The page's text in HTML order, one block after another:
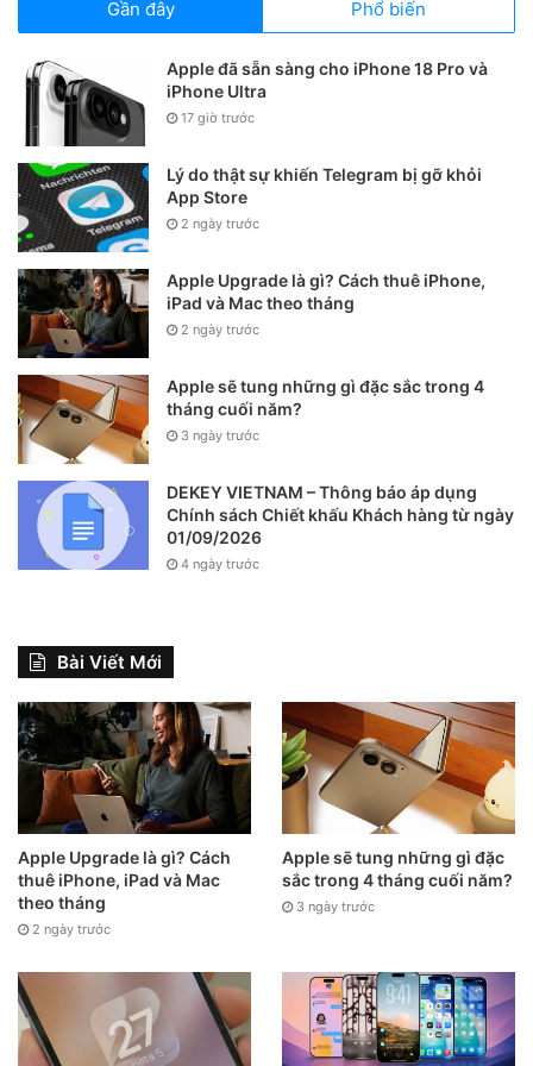
Bước 5:Do chế độ mặc định, các tin nhắn thoại sẽ chỉ cho
phép người nhận nghe được trong vòng 2’ kể từ thời điểm
gửi, sau đó sẽ tự động xoá. Để thay đổi chế độ này, bạn
vào
Cài đặt > Tin nhắn > Hết hạn >
thànhKhông
. Cài đặt lần đầu tiên và máy sẽ tự động giữ
chế độ như vậy cho các lần sử dụng tiếp theo.
Gần đây Phổ biến
Apple đã sẵn sàng cho iPhone 18 Pro và
iPhone Ultra
17 giờ trước
Lý do thật sự khiến Telegram bị gỡ khỏi
App Store
2 ngày trước
Apple Upgrade là gì? Cách thuê iPhone,
iPad và Mac theo tháng
2 ngày trước
Apple sẽ tung những gì đặc sắc trong 4
tháng cuối năm?
3 ngày trước
DEKEY VIETNAM – Thông báo áp dụng
Chính sách Chiết khấu Khách hàng từ ngày
01/09/2026
4 ngày trước
Bài Viết Mới
Apple Upgrade là gì? Cách
thuê iPhone, iPad và Mac
theo tháng
2 ngày trước
Apple sẽ tung những gì đặc
sắc trong 4 tháng cuối năm?
3 ngày trước